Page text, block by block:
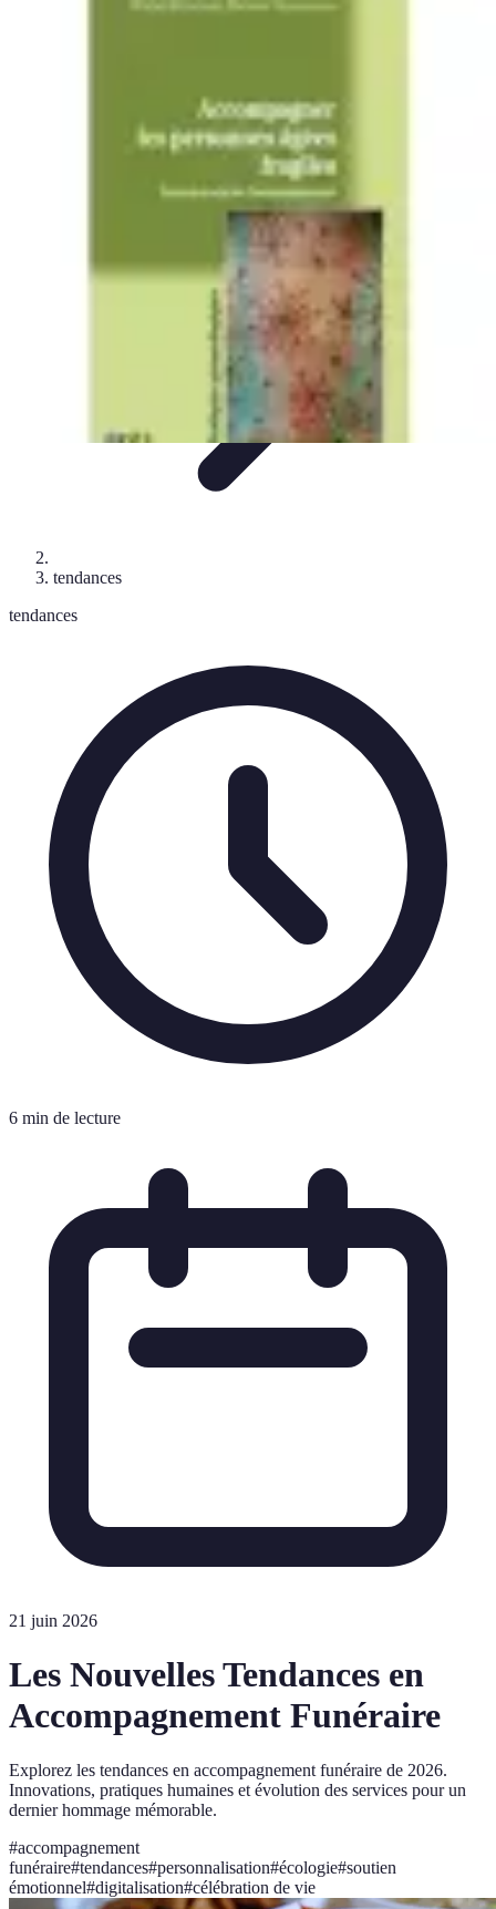
Accompagnement Funéraire
tendances
tendances
6 min de lecture
21 juin 2026
Les Nouvelles Tendances en
Accompagnement Funéraire
Explorez les tendances en accompagnement funéraire de 2026.
Innovations, pratiques humaines et évolution des services pour un
dernier hommage mémorable.
#accompagnement
funéraire#tendances#personnalisation#écologie#soutien
émotionnel#digitalisation#célébration de vie